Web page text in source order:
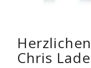
Chris